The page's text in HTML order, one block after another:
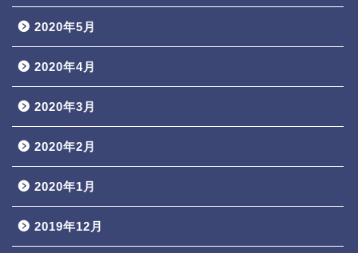
2020年5月
2020年4月
2020年3月
2020年2月
2020年1月
2019年12月